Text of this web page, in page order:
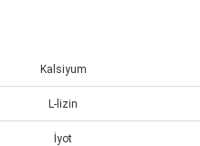
Kalsiyum
L-lizin
İyot